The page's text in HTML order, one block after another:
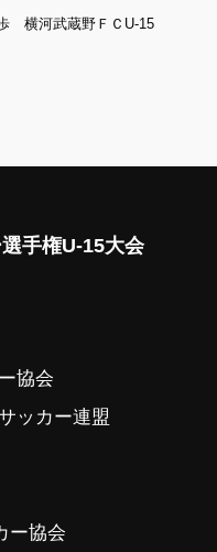
横河武蔵野ＦＣU-15
手権U-15大会
協会
ッカー連盟
ー協会